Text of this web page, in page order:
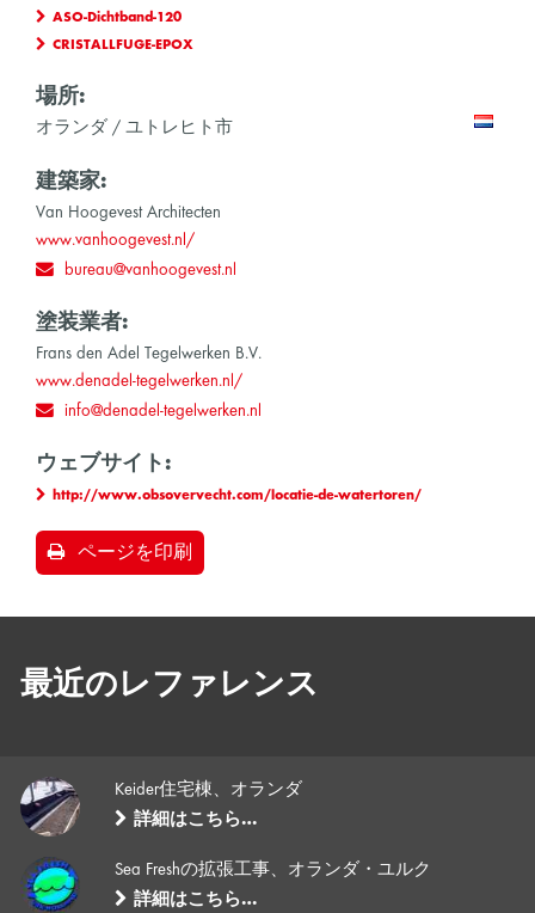
ASO-Dichtband-120
CRISTALLFUGE-EPOX
場所:
オランダ / ユトレヒト市
建築家:
Van Hoogevest Architecten
www.vanhoogevest.nl/
bureau@vanhoogevest.nl
塗装業者:
Frans den Adel Tegelwerken B.V.
www.denadel-tegelwerken.nl/
info@denadel-tegelwerken.nl
ウェブサイト:
http://www.obsovervecht.com/locatie-de-watertoren/
ページを印刷
最近のレファレンス
Keider住宅棟、オランダ
詳細はこちら…
Sea Freshの拡張工事、オランダ・ユルク
詳細はこちら…